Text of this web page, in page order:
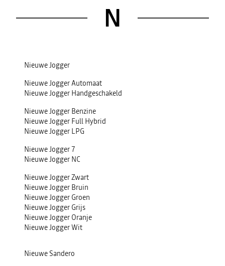
N
Nieuwe Jogger
Nieuwe Jogger Automaat
Nieuwe Jogger Handgeschakeld
Nieuwe Jogger Benzine
Nieuwe Jogger Full Hybrid
Nieuwe Jogger LPG
Nieuwe Jogger 7
Nieuwe Jogger NC
Nieuwe Jogger Zwart
Nieuwe Jogger Bruin
Nieuwe Jogger Groen
Nieuwe Jogger Grijs
Nieuwe Jogger Oranje
Nieuwe Jogger Wit
Nieuwe Sandero